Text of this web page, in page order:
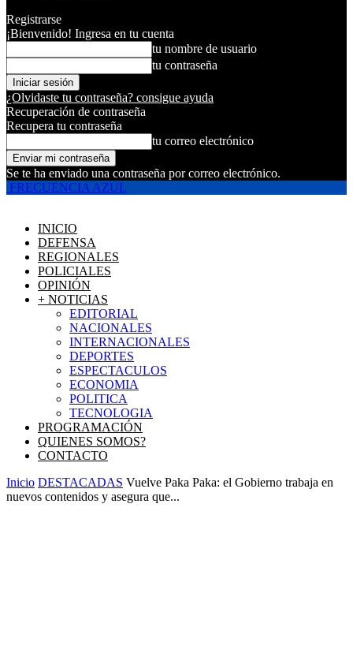
Registrarse
¡Bienvenido! Ingresa en tu cuenta
tu nombre de usuario
tu contraseña
¿Olvidaste tu contraseña? consigue ayuda
Recuperación de contraseña
Recupera tu contraseña
tu correo electrónico
Se te ha enviado una contraseña por correo electrónico.
FRECUENCIA AZUL
INICIO
DEFENSA
REGIONALES
POLICIALES
OPINIÓN
+ NOTICIAS
EDITORIAL
NACIONALES
INTERNACIONALES
DEPORTES
ESPECTACULOS
ECONOMIA
POLITICA
TECNOLOGIA
PROGRAMACIÓN
QUIENES SOMOS?
CONTACTO
Inicio DESTACADAS Vuelve Paka Paka: el Gobierno trabaja en
nuevos contenidos y asegura que...